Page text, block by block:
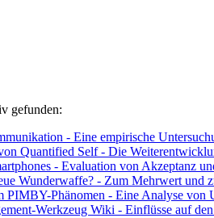
gefunden:
- Eine empirische
Quantified Self - Die
- Evaluation von Akzeptanz
Wunderwaffe? - Zum Mehrwert
Phänomen - Eine Analyse von
Werkzeug Wiki - Einflüsse auf